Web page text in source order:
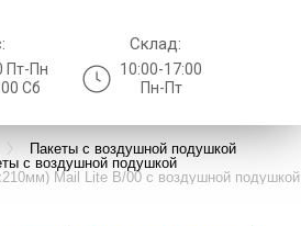
Пт-Пн
Сб
Склад:
10:00-17:00
Пн-Пт
Пакеты с воздушной подушкой
с воздушной подушкой
Mail Lite B/00 с воздушной